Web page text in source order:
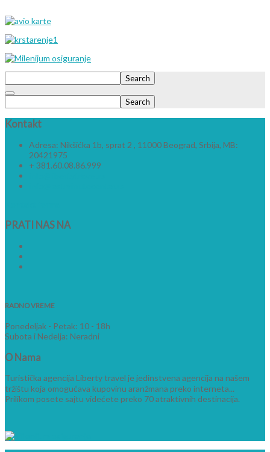
Search
Search
Kontakt
Adresa: Nikšićka 1b, sprat 2 , 11000 Beograd, Srbija, MB:
20421975
+ 381.60.08.86.999
PRATI NAS NA
RADNO VREME
Ponedeljak - Petak: 10 - 18h
Subota i Nedelja: Neradni
O Nama
Turistička agencija Liberty travel je jedinstvena agencija na našem
tržištu koja omogućava kupovinu aranžmana preko interneta...
Prilikom posete sajtu videćete preko 70 atraktivnih destinacija.